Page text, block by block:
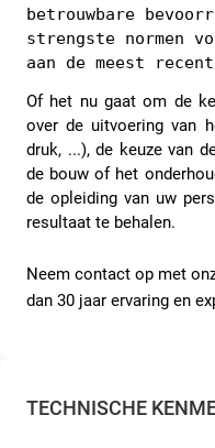
betrouwbare
strengste normen
aan de meest
Of het nu gaat om de
over de uitvoering van
druk, ...), de keuze van
de bouw of het
de opleiding van uw
resultaat te behalen.
Neem contact op met
dan 30 jaar ervaring en
TECHNISCHE